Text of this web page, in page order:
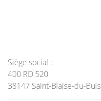
Siège social :
400 RD 520
38147 Saint-Blaise-du-Buis